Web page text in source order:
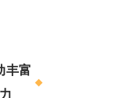
丰富